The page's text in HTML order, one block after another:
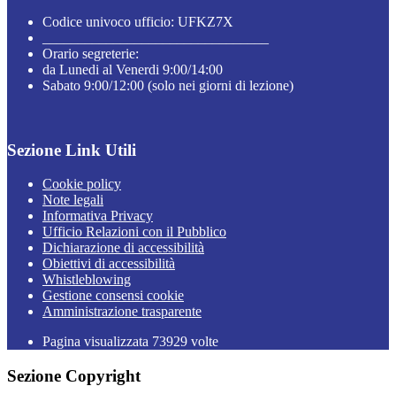
Codice univoco ufficio: UFKZ7X
Orario segreterie:
da Lunedi al Venerdi 9:00/14:00
Sabato 9:00/12:00 (solo nei giorni di lezione)
Sezione Link Utili
Cookie policy
Note legali
Informativa Privacy
Ufficio Relazioni con il Pubblico
Dichiarazione di accessibilità
Obiettivi di accessibilità
Whistleblowing
Gestione consensi cookie
Amministrazione trasparente
Pagina visualizzata 73929 volte
Sezione Copyright